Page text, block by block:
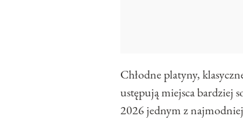
Chłodne platyny,
ustępują miejsca bardziej
2026 jednym z